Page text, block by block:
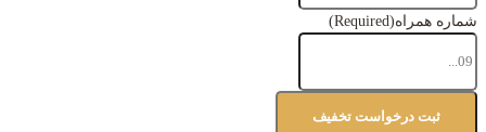
شماره همراه(Required)